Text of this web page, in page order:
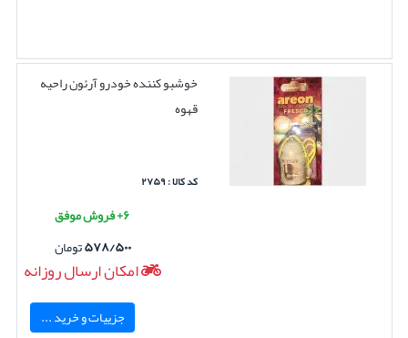
خوشبو کننده خودرو آرئون راحیه
قهوه
کد کالا : ۲۷۵۹
۶+ فروش موفق
۵۷۸/۵۰۰تومان
امکان ارسال روزانه
جزییات و خرید ...